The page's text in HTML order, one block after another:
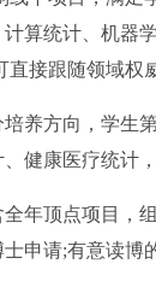
算统计、机器
接跟随领域权
方向，学生第
健康医疗统计
顶点项目，组
申请;有意读博